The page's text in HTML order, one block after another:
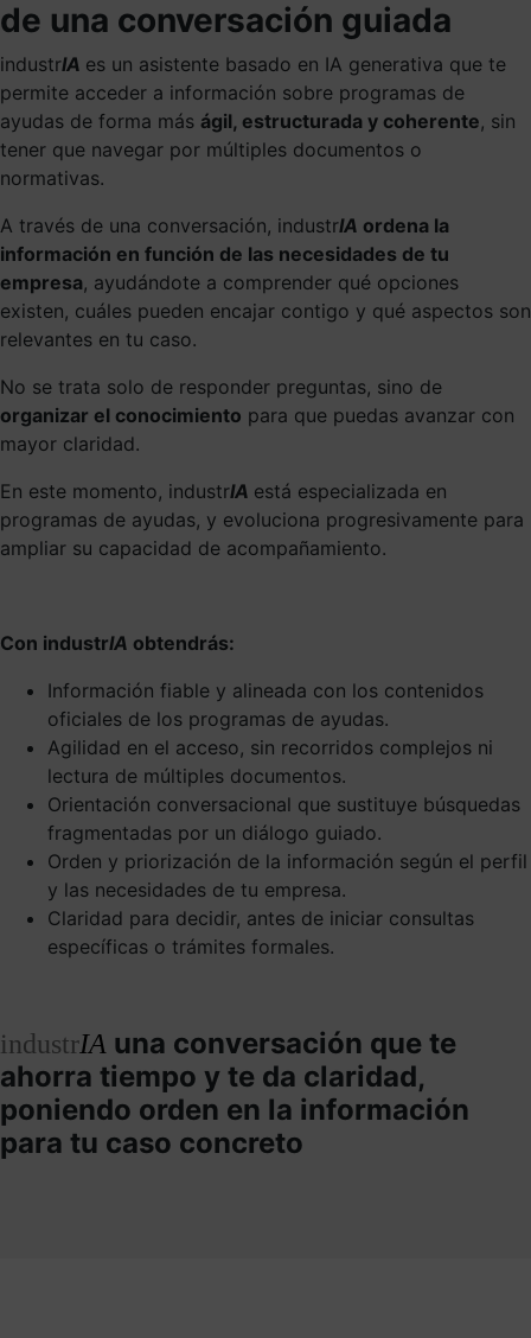
de una conversación guiada
industrIA es un asistente basado en IA generativa que te
permite acceder a información sobre programas de
ayudas de forma más ágil, estructurada y coherente, sin
tener que navegar por múltiples documentos o
normativas.
A través de una conversación, industrIA ordena la
información en función de las necesidades de tu
empresa, ayudándote a comprender qué opciones
existen, cuáles pueden encajar contigo y qué aspectos son
relevantes en tu caso.
No se trata solo de responder preguntas, sino de
organizar el conocimiento para que puedas avanzar con
mayor claridad.
En este momento, industrIA está especializada en
programas de ayudas, y evoluciona progresivamente para
ampliar su capacidad de acompañamiento.
Con industrIA obtendrás:
Información fiable y alineada con los contenidos
oficiales de los programas de ayudas.
Agilidad en el acceso, sin recorridos complejos ni
lectura de múltiples documentos.
Orientación conversacional que sustituye búsquedas
fragmentadas por un diálogo guiado.
Orden y priorización de la información según el perfil
y las necesidades de tu empresa.
Claridad para decidir, antes de iniciar consultas
específicas o trámites formales.
industrIA una conversación que te
ahorra tiempo y te da claridad,
poniendo orden en la información
para tu caso concreto